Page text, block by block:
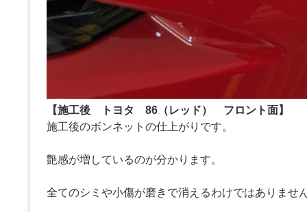
【施工後 トヨタ 86（レッド） フロント面】
施工後のボンネットの仕上がりです。
艶感が増しているのが分かります。
全てのシミや小傷が磨きで消えるわけではありませ